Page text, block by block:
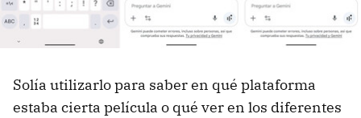
Solía utilizarlo para saber en qué plataforma
estaba cierta película o qué ver en los diferentes